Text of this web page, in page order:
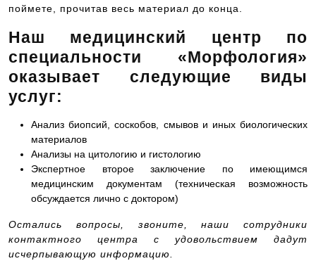
поймете, прочитав весь материал до конца.
Наш медицинский центр по
специальности «Морфология»
оказывает следующие виды
услуг:
Анализ биопсий, соскобов, смывов и иных биологических
материалов
Анализы на цитологию и гистологию
Экспертное второе заключение по имеющимся
медицинским документам (техническая возможность
обсуждается лично с доктором)
Остались вопросы, звоните, наши сотрудники
контактного центра с удовольствием дадут
исчерпывающую информацию.